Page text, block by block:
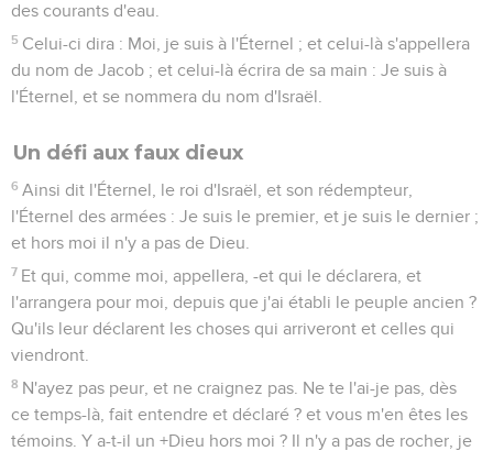
des courants d'eau.
5 Celui-ci dira : Moi, je suis à l'Éternel ; et celui-là s'appellera
du nom de Jacob ; et celui-là écrira de sa main : Je suis à
l'Éternel, et se nommera du nom d'Israël.
Un défi aux faux dieux
6 Ainsi dit l'Éternel, le roi d'Israël, et son rédempteur,
l'Éternel des armées : Je suis le premier, et je suis le dernier ;
et hors moi il n'y a pas de Dieu.
7 Et qui, comme moi, appellera, -et qui le déclarera, et
l'arrangera pour moi, depuis que j'ai établi le peuple ancien ?
Qu'ils leur déclarent les choses qui arriveront et celles qui
viendront.
8 N'ayez pas peur, et ne craignez pas. Ne te l'ai-je pas, dès
ce temps-là, fait entendre et déclaré ? et vous m'en êtes les
témoins. Y a-t-il un +Dieu hors moi ? Il n'y a pas de rocher, je